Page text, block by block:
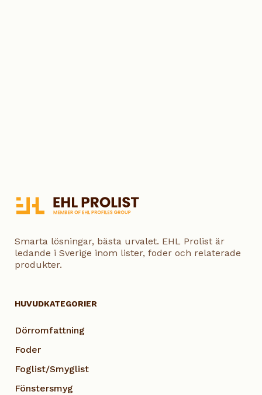
Smarta lösningar, bästa urvalet. EHL Prolist är
ledande i Sverige inom lister, foder och relaterade
produkter.
HUVUDKATEGORIER
Dörromfattning
Foder
Foglist/Smyglist
Fönstersmyg